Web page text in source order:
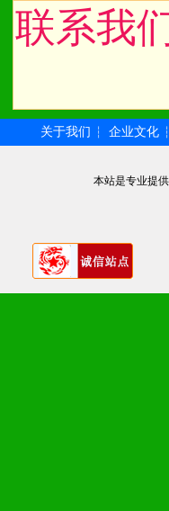
册、专柜
2、市场
统一底
3、对代
单，税
4、营销
专柜、社
5、返利
联系我
关于我们 ┆ 企业文化 ┆
本站是专业提供